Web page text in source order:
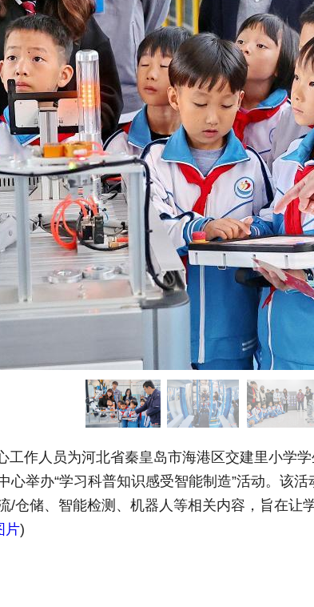
人员为河北省秦皇岛市海港区交建里小学
举办“学习科普知识感受智能制造”活动。该
/仓储、智能检测、机器人等相关内容，旨在
片)